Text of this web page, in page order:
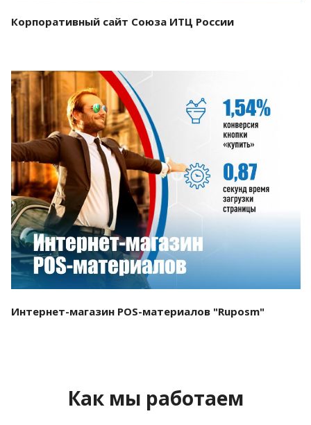
Корпоративный сайт Союза ИТЦ России
Смотреть проект
Интернет-магазин POS-материалов "Ruposm"
Как мы работаем